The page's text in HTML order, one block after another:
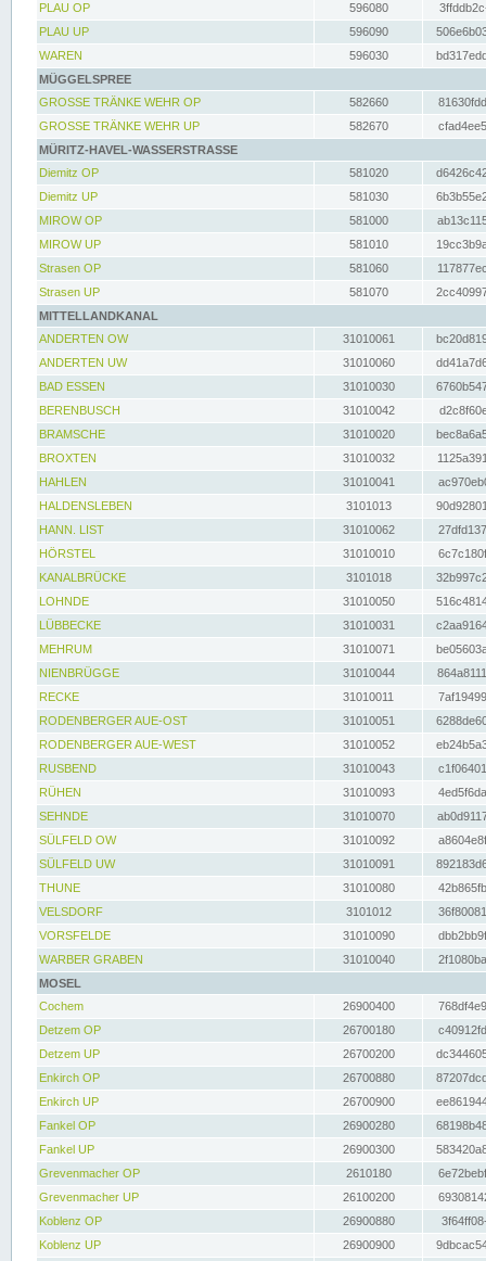
PLAU OP
596080
PLAU UP
596090
WAREN
596030
MÜGGELSPREE
GROSSE TRÄNKE WEHR OP
582660
GROSSE TRÄNKE WEHR UP
582670
MÜRITZ-HAVEL-WASSERSTRASSE
Diemitz OP
581020
Diemitz UP
581030
MIROW OP
581000
MIROW UP
581010
Strasen OP
581060
Strasen UP
581070
MITTELLANDKANAL
ANDERTEN OW
31010061
ANDERTEN UW
31010060
BAD ESSEN
31010030
BERENBUSCH
31010042
BRAMSCHE
31010020
BROXTEN
31010032
HAHLEN
31010041
HALDENSLEBEN
3101013
HANN. LIST
31010062
HÖRSTEL
31010010
KANALBRÜCKE
3101018
LOHNDE
31010050
LÜBBECKE
31010031
MEHRUM
31010071
NIENBRÜGGE
31010044
RECKE
31010011
RODENBERGER AUE-OST
31010051
RODENBERGER AUE-WEST
31010052
RUSBEND
31010043
RÜHEN
31010093
SEHNDE
31010070
SÜLFELD OW
31010092
SÜLFELD UW
31010091
THUNE
31010080
VELSDORF
3101012
VORSFELDE
31010090
WARBER GRABEN
31010040
MOSEL
Cochem
26900400
Detzem OP
26700180
Detzem UP
26700200
Enkirch OP
26700880
Enkirch UP
26700900
Fankel OP
26900280
Fankel UP
26900300
Grevenmacher OP
2610180
Grevenmacher UP
26100200
Koblenz OP
26900880
Koblenz UP
26900900